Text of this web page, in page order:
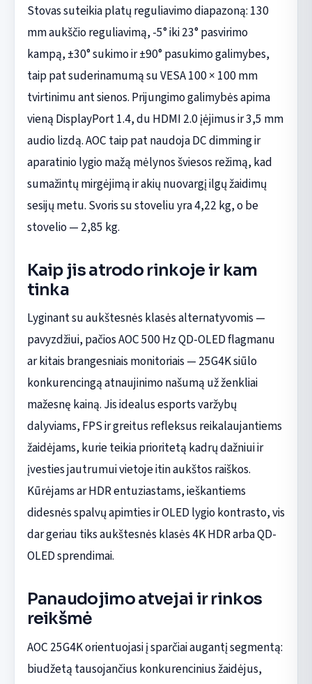
Stovas suteikia platų reguliavimo diapazoną: 130
mm aukščio reguliavimą, -5° iki 23° pasvirimo
kampą, ±30° sukimo ir ±90° pasukimo galimybes,
taip pat suderinamumą su VESA 100 × 100 mm
tvirtinimu ant sienos. Prijungimo galimybės apima
vieną DisplayPort 1.4, du HDMI 2.0 įėjimus ir 3,5 mm
audio lizdą. AOC taip pat naudoja DC dimming ir
aparatinio lygio mažą mėlynos šviesos režimą, kad
sumažintų mirgėjimą ir akių nuovargį ilgų žaidimų
sesijų metu. Svoris su stoveliu yra 4,22 kg, o be
stovelio — 2,85 kg.
Kaip jis atrodo rinkoje ir kam
tinka
Lyginant su aukštesnės klasės alternatyvomis —
pavyzdžiui, pačios AOC 500 Hz QD-OLED flagmanu
ar kitais brangesniais monitoriais — 25G4K siūlo
konkurencingą atnaujinimo našumą už ženkliai
mažesnę kainą. Jis idealus esports varžybų
dalyviams, FPS ir greitus refleksus reikalaujantiems
žaidėjams, kurie teikia prioritetą kadrų dažniui ir
įvesties jautrumui vietoje itin aukštos raiškos.
Kūrėjams ar HDR entuziastams, ieškantiems
didesnės spalvų apimties ir OLED lygio kontrasto, vis
dar geriau tiks aukštesnės klasės 4K HDR arba QD-
OLED sprendimai.
Panaudojimo atvejai ir rinkos
reikšmė
AOC 25G4K orientuojasi į sparčiai augantį segmentą:
biudžetą tausojančius konkurencinius žaidėjus,